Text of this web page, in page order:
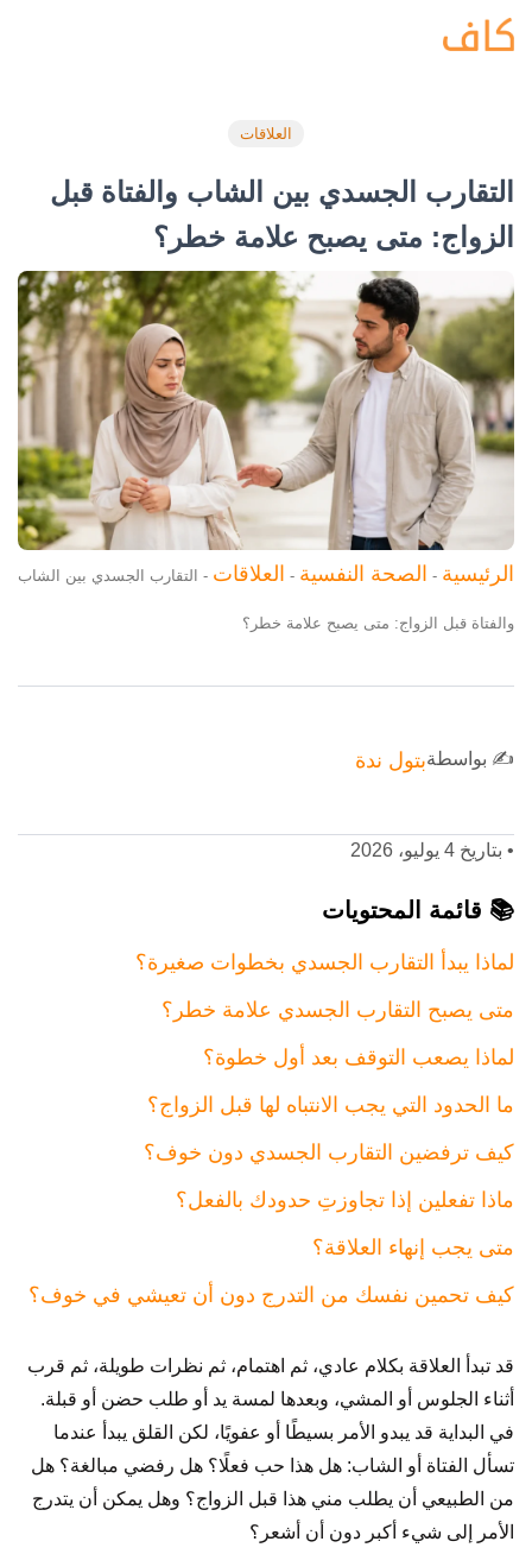
العلاقات
التقارب الجسدي بين الشاب والفتاة قبل
الزواج: متى يصبح علامة خطر؟
الرئيسية - الصحة النفسية - العلاقات - التقارب الجسدي بين الشاب
والفتاة قبل الزواج: متى يصبح علامة خطر؟
✍️ بواسطةبتول ندة
• بتاريخ 4 يوليو، 2026
📚 قائمة المحتويات
لماذا يبدأ التقارب الجسدي بخطوات صغيرة؟
متى يصبح التقارب الجسدي علامة خطر؟
لماذا يصعب التوقف بعد أول خطوة؟
ما الحدود التي يجب الانتباه لها قبل الزواج؟
كيف ترفضين التقارب الجسدي دون خوف؟
ماذا تفعلين إذا تجاوزتِ حدودك بالفعل؟
متى يجب إنهاء العلاقة؟
كيف تحمين نفسك من التدرج دون أن تعيشي في خوف؟
قد تبدأ العلاقة بكلام عادي، ثم اهتمام، ثم نظرات طويلة، ثم قرب
أثناء الجلوس أو المشي، وبعدها لمسة يد أو طلب حضن أو قبلة.
في البداية قد يبدو الأمر بسيطًا أو عفويًا، لكن القلق يبدأ عندما
تسأل الفتاة أو الشاب: هل هذا حب فعلًا؟ هل رفضي مبالغة؟ هل
من الطبيعي أن يطلب مني هذا قبل الزواج؟ وهل يمكن أن يتدرج
الأمر إلى شيء أكبر دون أن أشعر؟